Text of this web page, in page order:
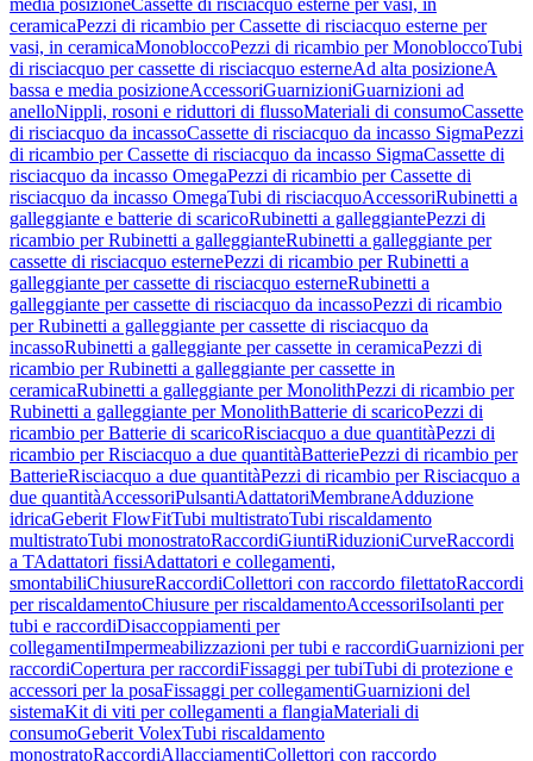
media posizioneCassette di risciacquo esterne per vasi, in
ceramicaPezzi di ricambio per Cassette di risciacquo esterne per
vasi, in ceramicaMonobloccoPezzi di ricambio per MonobloccoTubi
di risciacquo per cassette di risciacquo esterneAd alta posizioneA
bassa e media posizioneAccessoriGuarnizioniGuarnizioni ad
anelloNippli, rosoni e riduttori di flussoMateriali di consumoCassette
di risciacquo da incassoCassette di risciacquo da incasso SigmaPezzi
di ricambio per Cassette di risciacquo da incasso SigmaCassette di
risciacquo da incasso OmegaPezzi di ricambio per Cassette di
risciacquo da incasso OmegaTubi di risciacquoAccessoriRubinetti a
galleggiante e batterie di scaricoRubinetti a galleggiantePezzi di
ricambio per Rubinetti a galleggianteRubinetti a galleggiante per
cassette di risciacquo esternePezzi di ricambio per Rubinetti a
galleggiante per cassette di risciacquo esterneRubinetti a
galleggiante per cassette di risciacquo da incassoPezzi di ricambio
per Rubinetti a galleggiante per cassette di risciacquo da
incassoRubinetti a galleggiante per cassette in ceramicaPezzi di
ricambio per Rubinetti a galleggiante per cassette in
ceramicaRubinetti a galleggiante per MonolithPezzi di ricambio per
Rubinetti a galleggiante per MonolithBatterie di scaricoPezzi di
ricambio per Batterie di scaricoRisciacquo a due quantitàPezzi di
ricambio per Risciacquo a due quantitàBatteriePezzi di ricambio per
BatterieRisciacquo a due quantitàPezzi di ricambio per Risciacquo a
due quantitàAccessoriPulsantiAdattatoriMembraneAdduzione
idricaGeberit FlowFitTubi multistratoTubi riscaldamento
multistratoTubi monostratoRaccordiGiuntiRiduzioniCurveRaccordi
a TAdattatori fissiAdattatori e collegamenti,
smontabiliChiusureRaccordiCollettori con raccordo filettatoRaccordi
per riscaldamentoChiusure per riscaldamentoAccessoriIsolanti per
tubi e raccordiDisaccoppiamenti per
collegamentiImpermeabilizzazioni per tubi e raccordiGuarnizioni per
raccordiCopertura per raccordiFissaggi per tubiTubi di protezione e
accessori per la posaFissaggi per collegamentiGuarnizioni del
sistemaKit di viti per collegamenti a flangiaMateriali di
consumoGeberit VolexTubi riscaldamento
monostratoRaccordiAllacciamentiCollettori con raccordo